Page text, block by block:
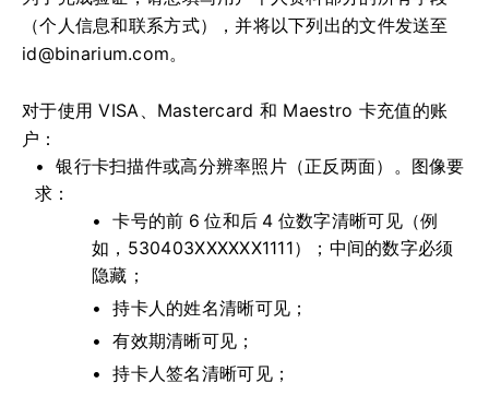
（个人信息和联系方式），并将以下列出的文件发送至
id@binarium.com。
对于使用 VISA、Mastercard 和 Maestro 卡充值的账
户：
银行卡扫描件或高分辨率照片（正反两面）。图像要
求：
卡号的前 6 位和后 4 位数字清晰可见（例
如，530403XXXXXX1111）；中间的数字必须
隐藏；
持卡人的姓名清晰可见；
有效期清晰可见；
持卡人签名清晰可见；